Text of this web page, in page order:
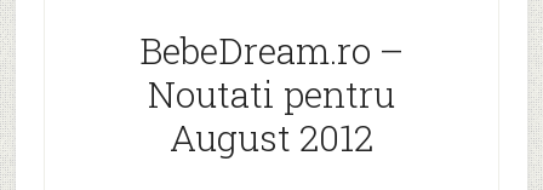
BebeDream.ro –
Noutati pentru
August 2012